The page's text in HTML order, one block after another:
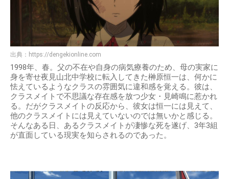
出典： https://dengekionline.com
1998年、春。父の不在や自身の病気療養のため、母の実家に
身を寄せ夜見山北中学校に転入してきた榊原恒一は、何かに
怯えているようなクラスの雰囲気に違和感を覚える。彼は、
クラスメイトで不思議な存在感を放つ少女・見崎鳴に惹かれ
る。だがクラスメイトの反応から、彼女は恒一には見えて、
他のクラスメイトには見えていないのでは無いかと感じる。
そんなある日、あるクラスメイトが凄惨な死を遂げ、3年3組
が直面している現実を知らされるのであった。